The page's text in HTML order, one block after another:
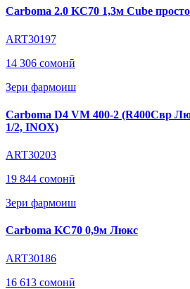
Carboma 2.0 KC70 1,3м Cube
ART30197
14 306 сомонӣ
Зери фармоиш
Carboma D4 VM 400-2 (R400Cвр
1/2, INOX)
ART30203
19 844 сомонӣ
Зери фармоиш
Carboma KC70 0,9м Люкс
ART30186
16 613 сомонӣ